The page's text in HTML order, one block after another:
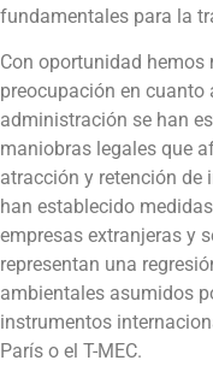
fundamentales para la
Con oportunidad
preocupación en cuanto
administración se han
maniobras legales que
atracción y retención de
han establecido
empresas extranjeras y
representan una
ambientales asumidos
instrumentos
París o el T-MEC.